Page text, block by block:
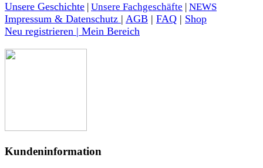
Unsere Geschichte Unsere Fachgeschäfte NEWS
Impressum & Datenschutz | AGB | FAQ | Shop
Neu registrieren | Mein Bereich
Kundeninformation